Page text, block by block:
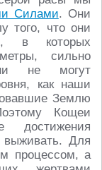
Силами. Они
того, что они
в которых
сильно
не могут
как наши
Землю
Кощеи
достижения
Для
процессом, а